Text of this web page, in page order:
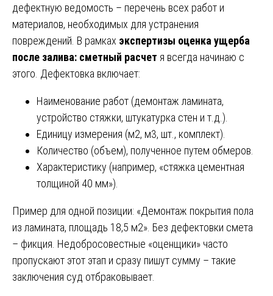
дефектную ведомость – перечень всех работ и
материалов, необходимых для устранения
повреждений. В рамках экспертизы оценка ущерба
после залива: сметный расчет я всегда начинаю с
этого. Дефектовка включает:
Наименование работ (демонтаж ламината,
устройство стяжки, штукатурка стен и т.д.).
Единицу измерения (м2, м3, шт., комплект).
Количество (объем), полученное путем обмеров.
Характеристику (например, «стяжка цементная
толщиной 40 мм»).
Пример для одной позиции: «Демонтаж покрытия пола
из ламината, площадь 18,5 м2». Без дефектовки смета
– фикция. Недобросовестные «оценщики» часто
пропускают этот этап и сразу пишут сумму – такие
заключения суд отбраковывает.